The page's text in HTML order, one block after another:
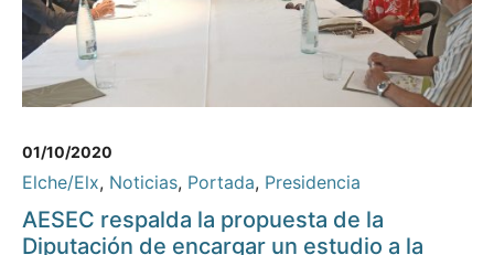
01/10/2020
Elche/Elx, Noticias, Portada, Presidencia
AESEC respalda la propuesta de la
Diputación de encargar un estudio a la